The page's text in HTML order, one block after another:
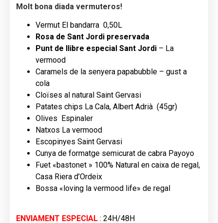
Molt bona diada vermuteros!
Vermut El bandarra 0,50L
Rosa de Sant Jordi preservada
Punt de llibre especial Sant Jordi – La
vermood
Caramels de la senyera papabubble – gust a
cola
Cloïses al natural Saint Gervasi
Patates chips La Cala, Albert Adrià (45gr)
Olives Espinaler
Natxos La vermood
Escopinyes Saint Gervasi
Cunya de formatge semicurat de cabra Payoyo
Fuet «bastonet » 100% Natural en caixa de regal,
Casa Riera d’Ordeix
Bossa «loving la vermood life» de regal
ENVIAMENT ESPECIAL : 24H/48H